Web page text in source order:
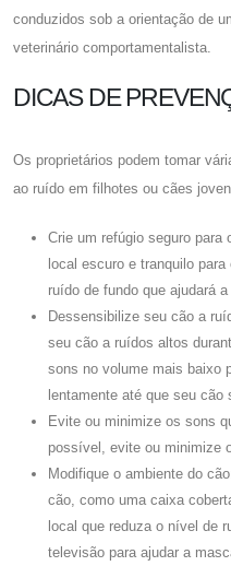
conduzidos sob a orientação de
veterinário comportamentalista.
DICAS DE
Os proprietários podem tomar
ao ruído em filhotes ou cães
Crie um refúgio seguro para
local escuro e tranquilo
ruído de fundo que ajudará
Dessensibilize seu cão a
seu cão a ruídos altos
sons no volume mais baixo
lentamente até que seu cão
Evite ou minimize os sons
possível, evite ou minimize
Modifique o ambiente do
cão, como uma caixa
local que reduza o nível de
televisão para ajudar a